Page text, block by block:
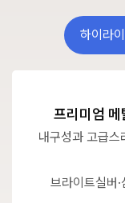
하이라
프리미엄 메
내구성과 고급스
브라이트실버